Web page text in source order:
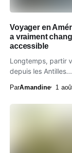
Voyager en
a vraiment
accessible
Longtemps, partir
depuis les Antilles...
ParAmandine 1